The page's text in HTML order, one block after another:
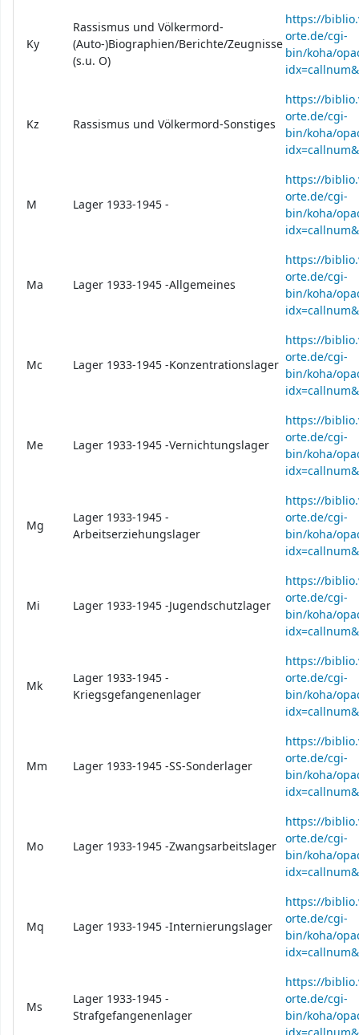
Ky
Rassismus und Völkermord-
(Auto-)Biographien/Berichte/Zeugnisse
(s.u. O)
https://
orte.de/cgi-
bin/koha/
Kz Rassismus und Völkermord-Sonstiges
https://
orte.de/cgi-
bin/koha/
M Lager 1933-1945 -
https://
orte.de/cgi-
bin/koha/
Ma Lager 1933-1945 -Allgemeines
https://
orte.de/cgi-
bin/koha/
Mc Lager 1933-1945 -Konzentrationslager
https://
orte.de/cgi-
bin/koha/
Me Lager 1933-1945 -Vernichtungslager
https://
orte.de/cgi-
bin/koha/
Mg
Lager 1933-1945 -
Arbeitserziehungslager
https://
orte.de/cgi-
bin/koha/
Mi Lager 1933-1945 -Jugendschutzlager
https://
orte.de/cgi-
bin/koha/
Mk
Lager 1933-1945 -
Kriegsgefangenenlager
https://
orte.de/cgi-
bin/koha/
Mm Lager 1933-1945 -SS-Sonderlager
https://
orte.de/cgi-
bin/koha/
Mo Lager 1933-1945 -Zwangsarbeitslager
https://
orte.de/cgi-
bin/koha/
Mq Lager 1933-1945 -Internierungslager
https://
orte.de/cgi-
bin/koha/
Ms
Lager 1933-1945 -
Strafgefangenenlager
https://
orte.de/cgi-
bin/koha/